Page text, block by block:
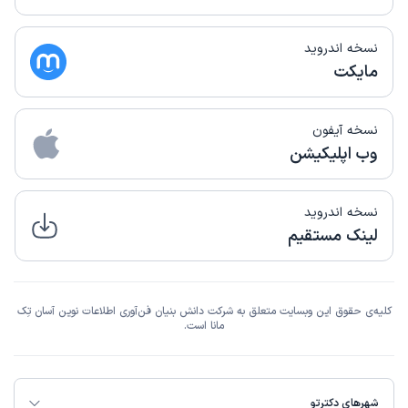
عدم رضایت
علت مراجعه:
نوبت مطب از دکترتو
1405/01/23
این پزشک را پیشنهاد میکنم
زمان انتظار:15-45 دقیقه
تا نشوی مست خدا غم نشود از تو جدا این جمله روی دیوار
مطب و بسیار دلگرم کننده بود... فضا آرام و خلوت و زیبا بود
این پزشک را پیشنهاد میکنم
نسخه اندروید
مایکت
نسخه آیفون
وب اپلیکیشن
نسخه اندروید
لینک مستقیم
کلیه‌ی حقوق این وبسایت متعلق به شرکت دانش بنیان فن‌آوری اطلاعات نوین آسان تِک
مانا است.
شهرهای دکترتو